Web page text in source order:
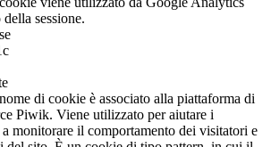
sessione.
di cookie è associato alla piattaforma di
Piwik. Viene utilizzato per aiutare i
monitorare il comportamento dei visitatori e